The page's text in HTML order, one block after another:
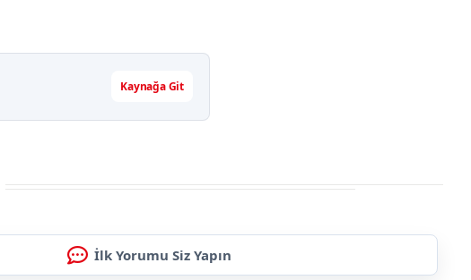
Kaynağa Git
İlk Yorumu Siz Yapın